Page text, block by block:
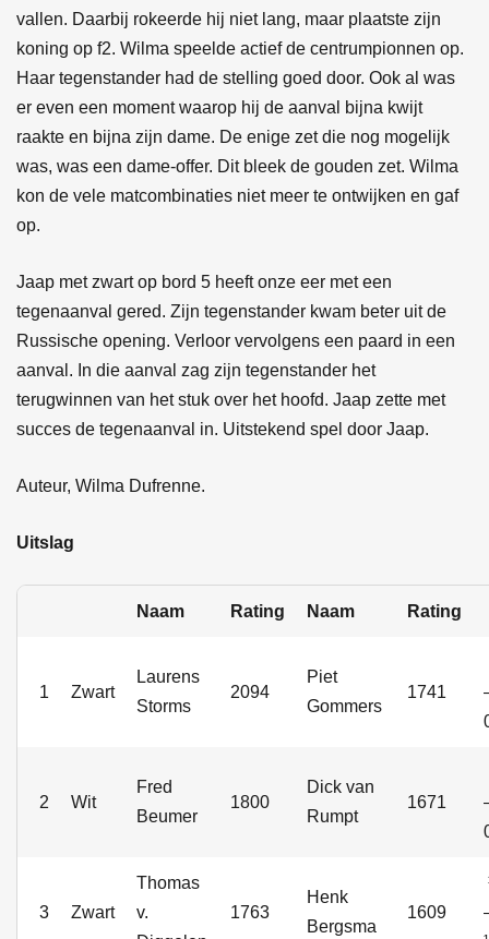
vallen. Daarbij rokeerde hij niet lang, maar plaatste zijn
koning op f2. Wilma speelde actief de centrumpionnen op.
Haar tegenstander had de stelling goed door. Ook al was
er even een moment waarop hij de aanval bijna kwijt
raakte en bijna zijn dame. De enige zet die nog mogelijk
was, was een dame-offer. Dit bleek de gouden zet. Wilma
kon de vele matcombinaties niet meer te ontwijken en gaf
op.
Jaap met zwart op bord 5 heeft onze eer met een
tegenaanval gered. Zijn tegenstander kwam beter uit de
Russische opening. Verloor vervolgens een paard in een
aanval. In die aanval zag zijn tegenstander het
terugwinnen van het stuk over het hoofd. Jaap zette met
succes de tegenaanval in. Uitstekend spel door Jaap.
Auteur, Wilma Dufrenne.
Uitslag
Naam Rating Naam Rating
1 Zwart
Laurens
Storms
2094
Piet
Gommers
1741
2 Wit
Fred
Beumer
1800
Dick van
Rumpt
1671
3 Zwart
Thomas
v.
1763
Henk
Bergsma
1609